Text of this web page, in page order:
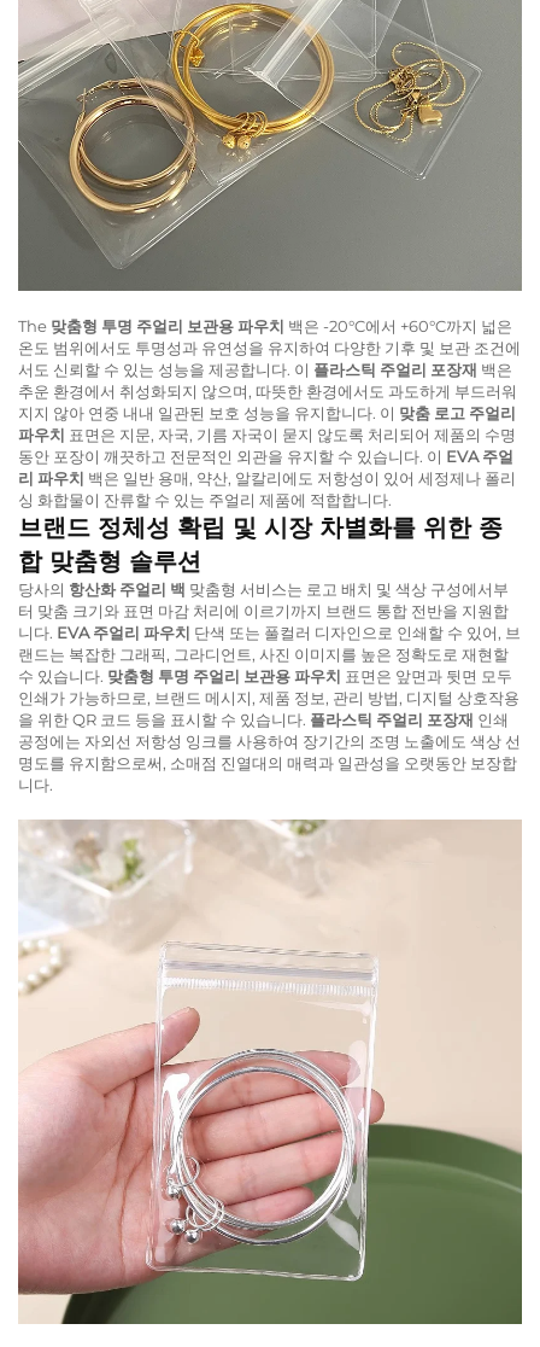
The 맞춤형 투명 주얼리 보관용 파우치 백은 -20°C에서 +60°C까지 넓은
온도 범위에서도 투명성과 유연성을 유지하여 다양한 기후 및 보관 조건에
서도 신뢰할 수 있는 성능을 제공합니다. 이 플라스틱 주얼리 포장재 백은
추운 환경에서 취성화되지 않으며, 따뜻한 환경에서도 과도하게 부드러워
지지 않아 연중 내내 일관된 보호 성능을 유지합니다. 이 맞춤 로고 주얼리
파우치 표면은 지문, 자국, 기름 자국이 묻지 않도록 처리되어 제품의 수명
동안 포장이 깨끗하고 전문적인 외관을 유지할 수 있습니다. 이 EVA 주얼
리 파우치 백은 일반 용매, 약산, 알칼리에도 저항성이 있어 세정제나 폴리
싱 화합물이 잔류할 수 있는 주얼리 제품에 적합합니다.
브랜드 정체성 확립 및 시장 차별화를 위한 종
합 맞춤형 솔루션
당사의 항산화 주얼리 백 맞춤형 서비스는 로고 배치 및 색상 구성에서부
터 맞춤 크기와 표면 마감 처리에 이르기까지 브랜드 통합 전반을 지원합
니다. EVA 주얼리 파우치 단색 또는 풀컬러 디자인으로 인쇄할 수 있어, 브
랜드는 복잡한 그래픽, 그라디언트, 사진 이미지를 높은 정확도로 재현할
수 있습니다. 맞춤형 투명 주얼리 보관용 파우치 표면은 앞면과 뒷면 모두
인쇄가 가능하므로, 브랜드 메시지, 제품 정보, 관리 방법, 디지털 상호작용
을 위한 QR 코드 등을 표시할 수 있습니다. 플라스틱 주얼리 포장재 인쇄
공정에는 자외선 저항성 잉크를 사용하여 장기간의 조명 노출에도 색상 선
명도를 유지함으로써, 소매점 진열대의 매력과 일관성을 오랫동안 보장합
니다.